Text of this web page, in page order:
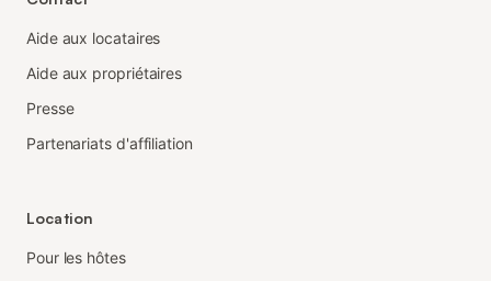
Aide aux locataires
Aide aux propriétaires
Presse
Partenariats d'affiliation
Location
Pour les hôtes